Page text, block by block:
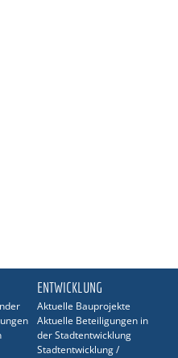
ENTWICKLUNG
Aktuelle Bauprojekte
Aktuelle Beteiligungen in
der Stadtentwicklung
Stadtentwicklung /